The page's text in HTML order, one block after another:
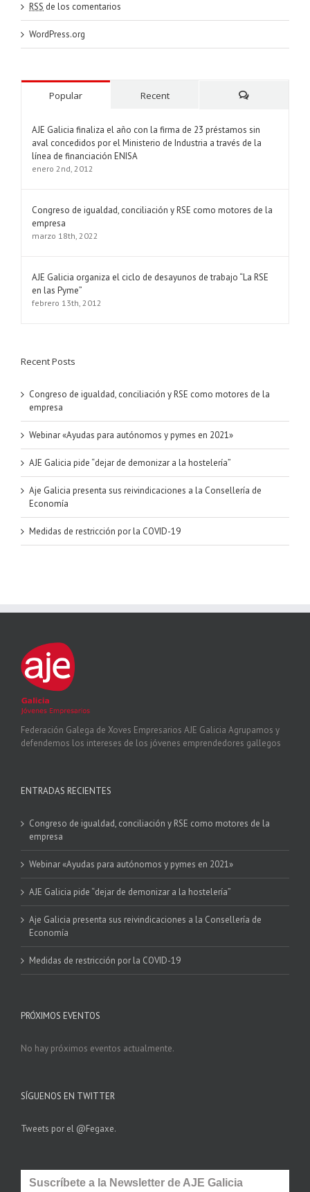
RSS de los comentarios
WordPress.org
Popular Recent
AJE Galicia finaliza el año con la firma de 23 préstamos sin
aval concedidos por el Ministerio de Industria a través de la
línea de financiación ENISA
enero 2nd, 2012
Congreso de igualdad, conciliación y RSE como motores de la
empresa
marzo 18th, 2022
AJE Galicia organiza el ciclo de desayunos de trabajo “La RSE
en las Pyme”
febrero 13th, 2012
Recent Posts
Congreso de igualdad, conciliación y RSE como motores de la
empresa
Webinar «Ayudas para autónomos y pymes en 2021»
AJE Galicia pide “dejar de demonizar a la hostelería”
Aje Galicia presenta sus reivindicaciones a la Consellería de
Economía
Medidas de restricción por la COVID-19
Federación Galega de Xoves Empresarios AJE Galicia Agrupamos y
defendemos los intereses de los jóvenes emprendedores gallegos
ENTRADAS RECIENTES
Congreso de igualdad, conciliación y RSE como motores de la
empresa
Webinar «Ayudas para autónomos y pymes en 2021»
AJE Galicia pide “dejar de demonizar a la hostelería”
Aje Galicia presenta sus reivindicaciones a la Consellería de
Economía
Medidas de restricción por la COVID-19
PRÓXIMOS EVENTOS
No hay próximos eventos actualmente.
SÍGUENOS EN TWITTER
Tweets por el @Fegaxe.
Suscríbete a la Newsletter de AJE Galicia